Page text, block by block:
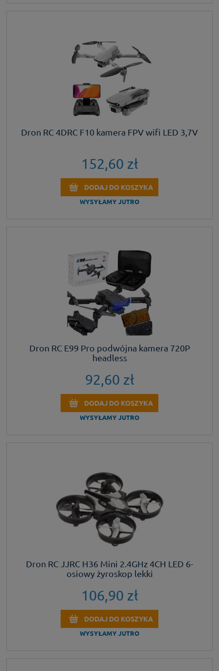
Dron RC 4DRC F10 kamera FPV wifi LED 3,7V
152,60 zł
DODAJ DO KOSZYKA
WYSYŁAMY JUTRO
Dron RC E99 Pro podwójna kamera 720P
headless
92,60 zł
DODAJ DO KOSZYKA
WYSYŁAMY JUTRO
Dron RC JJRC H36 Mini 2.4GHz 4CH LED 6-
osiowy żyroskop lekki
106,90 zł
DODAJ DO KOSZYKA
WYSYŁAMY JUTRO